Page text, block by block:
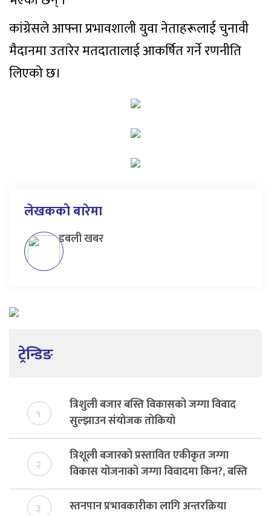
कांग्रेसले आफ्ना प्रभावशाली युवा नेताहरूलाई चुनावी
मैदानमा उतारेर मतदातालाई आकर्षित गर्ने रणनीति
लिएको छ।
लेखकको बारेमा
डबली खबर
ट्रेन्डिङ
१
त्रिशुली बजार बस्ति विकासको जग्गा विवाद
सुल्झाउन संयोजक तोकियो
२
त्रिशूली बजारको प्रस्तावित एकीकृत जग्गा
विकास योजनाको जग्गा विवादमा किन?, बस्ति
विकास दर्ता नभए समिति विघटन हुने
३ स्तनपान प्रभावकारीका लागि अन्तरक्रिया